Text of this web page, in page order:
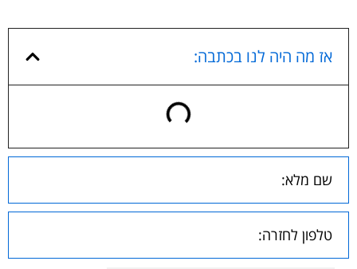
אז מה היה לנו בכתבה: